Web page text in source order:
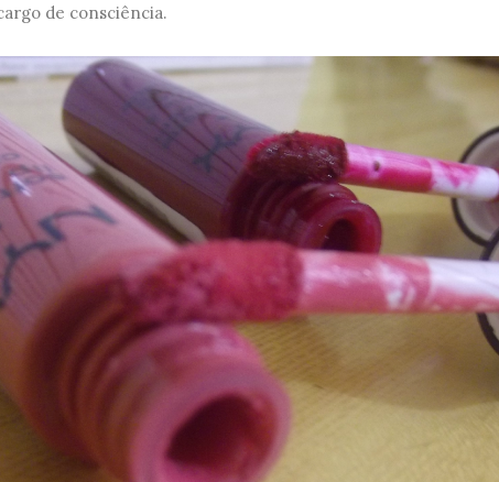
de consciência.